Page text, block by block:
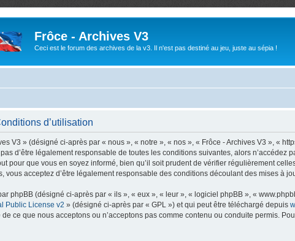
Frôce - Archives V3
Ceci est le forum des archives de la v3. Il n'est pas destiné au jeu, juste au sépia !
d’utilisation
V3 » (désigné ci-après par « nous », « notre », « nos », « Frôce - Archives V3 », «
d’être légalement responsable de toutes les conditions suivantes, alors n’accédez
pour que vous en soyez informé, bien qu’il soit prudent de vérifier régulièrement
vous acceptez d’être légalement responsable des conditions découlant des mises à
phpBB (désigné ci-après par « ils », « eux », « leur », « logiciel phpBB », «
Public License v2 » (désigné ci-après par « GPL ») et qui peut être téléchargé depuis
de ce que nous acceptons ou n’acceptons pas comme contenu ou conduite permis.